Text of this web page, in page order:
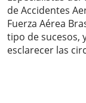
de Accidentes
Fuerza Aérea
tipo de sucesos,
esclarecer las